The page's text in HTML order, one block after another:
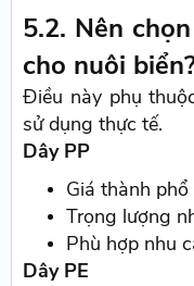
5.2. Nên
cho nuôi
Điều này phụ
sử dụng thực tế.
Dây PP
Giá thành phổ
Trọng lượng
Phù hợp nhu
Dây PE